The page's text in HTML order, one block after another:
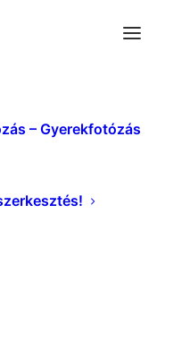
– Gyerekfotózás
2
Album Gallery 2